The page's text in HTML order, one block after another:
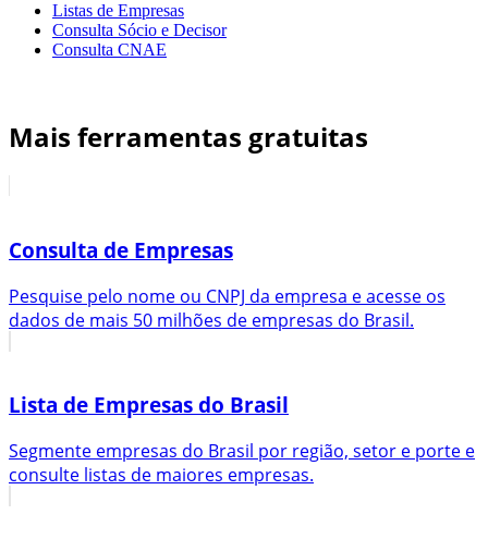
Listas de Empresas
Consulta Sócio e Decisor
Consulta CNAE
Mais ferramentas gratuitas
Consulta de Empresas
Pesquise pelo nome ou CNPJ da empresa e acesse os
dados de mais 50 milhões de empresas do Brasil.
Lista de Empresas do Brasil
Segmente empresas do Brasil por região, setor e porte e
consulte listas de maiores empresas.